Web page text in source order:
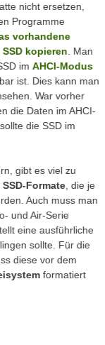
nicht ersetzen,
Programme
vorhandene
kopieren . Man
imAHCI-Modus
ist. Dies kann man
War vorher
die Daten im AHCI-
die SSD im
gibt es viel zu
Formate , die je
Auch muss man
und Air-Serie
eine ausführliche
sollte. Für die
diese vor dem
formatiert